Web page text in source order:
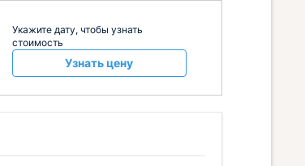
Укажите дату, чтобы узнать
стоимость
Узнать цену